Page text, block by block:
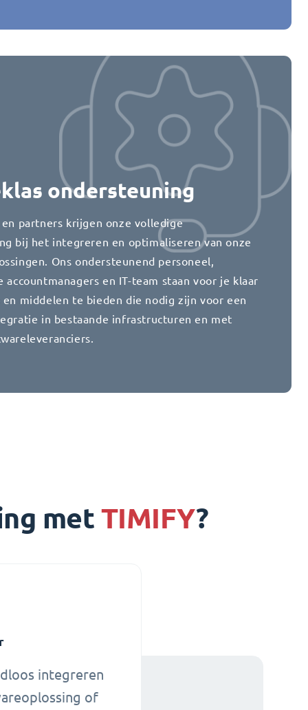
ondersteuning
partners krijgen onze volledige
bij het integreren en optimaliseren van onze
Ons ondersteunend personeel,
accountmanagers en IT-team staan voor je klaar
en middelen te bieden die nodig zijn voor een
in bestaande infrastructuren en met
met TIMIFY?
integreren
of